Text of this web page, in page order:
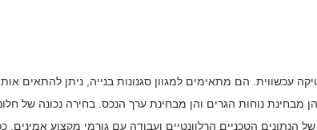
עכשווית. הם מתאימים למגוון סגנונות בנייה, ניתן להתאים
נוחות הגרים והן מבחינת ערך הנכס. בחירה נכונה של
הטכניים הרלוונטיים ועבודה עם גורמי מקצוע אמינים.